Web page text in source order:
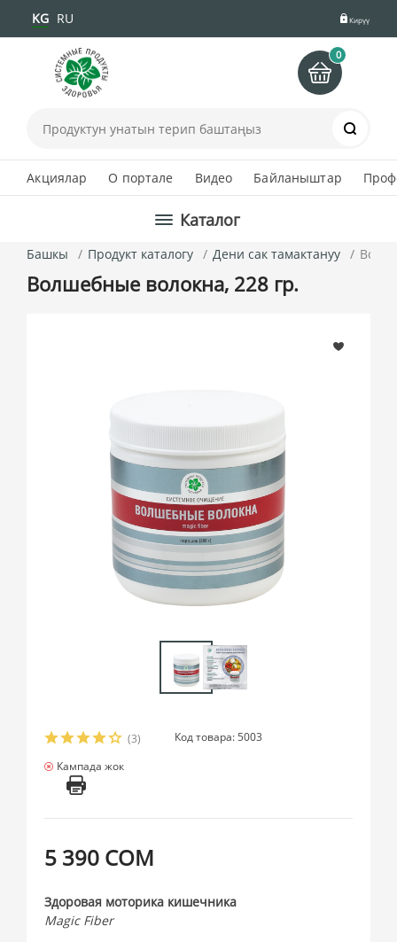
KG RU Кирүү
0
Акциялар О портале Видео Байланыштар
Каталог
Башкы Продукт каталогу Дени сак тамактануу
Волшебные волокна, 228 гр.
(3)
Код товара: 5003
Кампада жок
5 390 СОМ
Здоровая моторика кишечника
Magic Fiber